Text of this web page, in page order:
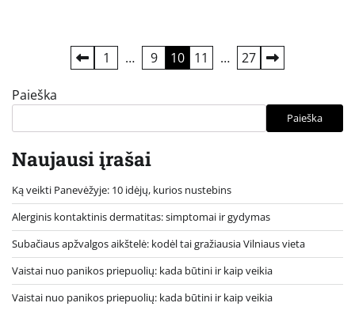
puslapiavimas
1 … 9 10 11 … 27
Paieška
Paieška
Naujausi įrašai
Ką veikti Panevėžyje: 10 idėjų, kurios nustebins
Alerginis kontaktinis dermatitas: simptomai ir gydymas
Subačiaus apžvalgos aikštelė: kodėl tai gražiausia Vilniaus vieta
Vaistai nuo panikos priepuolių: kada būtini ir kaip veikia
Vaistai nuo panikos priepuolių: kada būtini ir kaip veikia